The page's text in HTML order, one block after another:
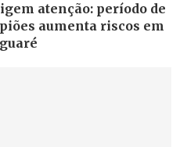
atenção: período de
aumenta riscos em